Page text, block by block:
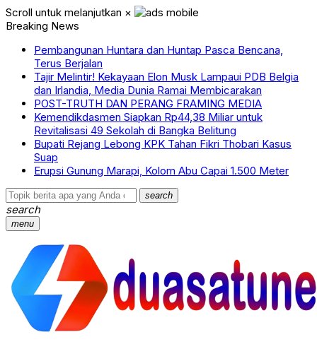
Scroll untuk melanjutkan ×
Breaking News
Pembangunan Huntara dan Huntap Pasca Bencana,
Terus Berjalan
Tajir Melintir! Kekayaan Elon Musk Lampaui PDB Belgia
dan Irlandia, Media Dunia Ramai Membicarakan
POST-TRUTH DAN PERANG FRAMING MEDIA
Kemendikdasmen Siapkan Rp44,38 Miliar untuk
Revitalisasi 49 Sekolah di Bangka Belitung
Bupati Rejang Lebong KPK Tahan Fikri Thobari Kasus
Suap
Erupsi Gunung Marapi, Kolom Abu Capai 1.500 Meter
search
search
menu